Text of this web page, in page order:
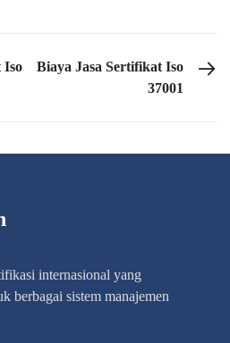
Iso
NEXT POST
Biaya Jasa Sertifikat Iso
37001
internasional yang
berbagai sistem manajemen